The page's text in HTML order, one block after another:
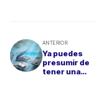
ANTERIOR
Ya puedes
presumir de
tener una